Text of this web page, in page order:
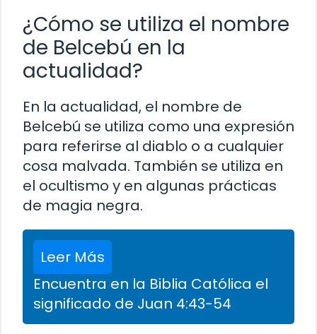
¿Cómo se utiliza el nombre
de Belcebú en la
actualidad?
En la actualidad, el nombre de
Belcebú se utiliza como una expresión
para referirse al diablo o a cualquier
cosa malvada. También se utiliza en
el ocultismo y en algunas prácticas
de magia negra.
Leer Más
Encuentra en la Biblia Católica el
significado de Juan 4:43-54